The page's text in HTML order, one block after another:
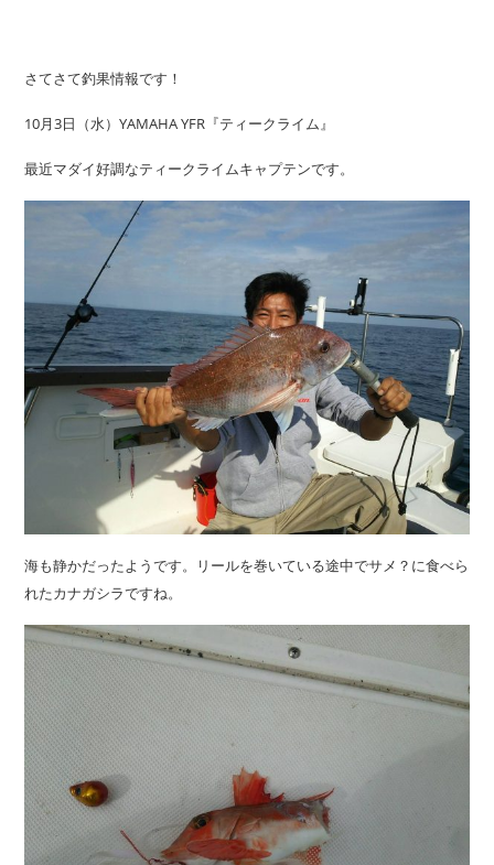
さてさて釣果情報です！
10月3日（水）YAMAHA YFR『ティークライム』
最近マダイ好調なティークライムキャプテンです。
海も静かだったようです。リールを巻いている途中でサメ？に食べら
れたカナガシラですね。